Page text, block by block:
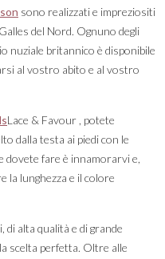
sono realizzati e impreziositi
del Nord. Ognuno degli
nuziale britannico è disponibile
al vostro abito e al vostro
Lace & Favour , potete
dalla testa ai piedi con le
fare è innamorarvi e,
la lunghezza e il colore
di alta qualità e di grande
scelta perfetta. Oltre alle